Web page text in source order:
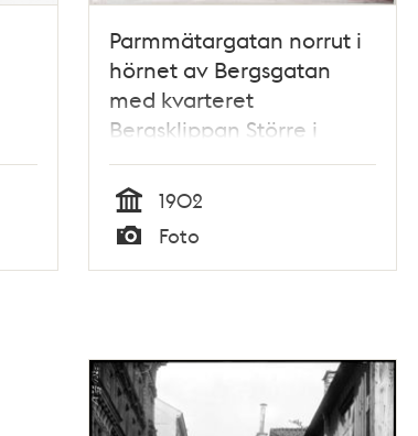
Parmmätargatan norrut i
hörnet av Bergsgatan
med kvarteret
Bergsklippan Större i
fonden.
Tid
1902
Typ
Foto